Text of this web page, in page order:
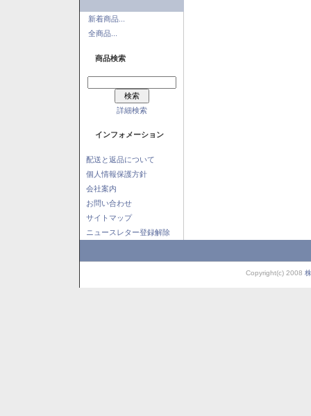
新着商品...
全商品...
商品検索
詳細検索
インフォメーション
配送と返品について
個人情報保護方針
会社案内
お問い合わせ
サイトマップ
ニュースレター登録解除
Copyright(c) 2008